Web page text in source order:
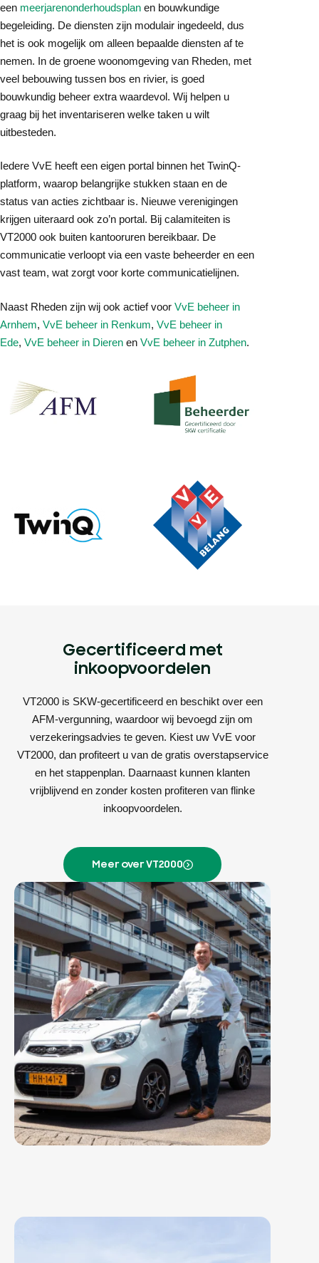
een meerjarenonderhoudsplan en bouwkundige
begeleiding. De diensten zijn modulair ingedeeld, dus
het is ook mogelijk om alleen bepaalde diensten af te
nemen. In de groene woonomgeving van Rheden, met
veel bebouwing tussen bos en rivier, is goed
bouwkundig beheer extra waardevol. Wij helpen u
graag bij het inventariseren welke taken u wilt
uitbesteden.
Iedere VvE heeft een eigen portal binnen het TwinQ-
platform, waarop belangrijke stukken staan en de
status van acties zichtbaar is. Nieuwe verenigingen
krijgen uiteraard ook zo’n portal. Bij calamiteiten is
VT2000 ook buiten kantooruren bereikbaar. De
communicatie verloopt via een vaste beheerder en een
vast team, wat zorgt voor korte communicatielijnen.
Naast Rheden zijn wij ook actief voor VvE beheer in
Arnhem, VvE beheer in Renkum, VvE beheer in
Ede, VvE beheer in Dieren en VvE beheer in Zutphen.
Gecertificeerd met
inkoopvoordelen
VT2000 is SKW-gecertificeerd en beschikt over een
AFM-vergunning, waardoor wij bevoegd zijn om
verzekeringsadvies te geven. Kiest uw VvE voor
VT2000, dan profiteert u van de gratis overstapservice
en het stappenplan. Daarnaast kunnen klanten
vrijblijvend en zonder kosten profiteren van flinke
inkoopvoordelen.
Meer over VT2000